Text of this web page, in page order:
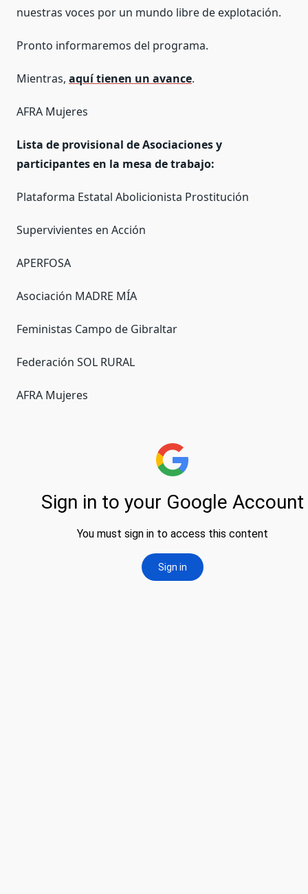
nuestras voces por un mundo libre de explotación.
Pronto informaremos del programa.
Mientras, aquí tienen un avance.
AFRA Mujeres
Lista de provisional de Asociaciones y
participantes en la mesa de trabajo:
Plataforma Estatal Abolicionista Prostitución
Supervivientes en Acción
APERFOSA
Asociación MADRE MÍA
Feministas Campo de Gibraltar
Federación SOL RURAL
AFRA Mujeres